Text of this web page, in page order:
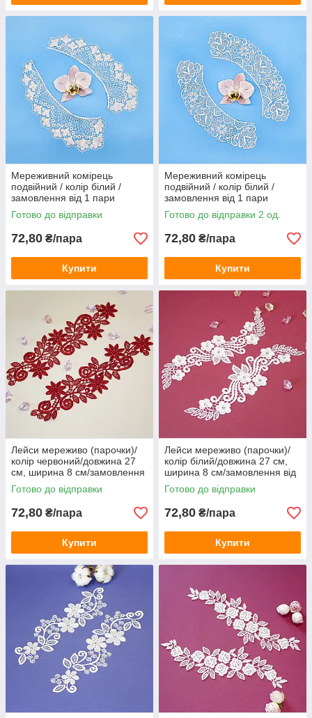
Мереживний комірець
подвійний / колір білий /
замовлення від 1 пари
Готово до відправки
72,80 ₴/пара
Купити
Мереживний комірець
подвійний / колір білий /
замовлення від 1 пари
Готово до відправки 2 од.
72,80 ₴/пара
Купити
Лейси мереживо (парочки)/
колір червоний/довжина 27
см, ширина 8 см/замовлення
від 1 пари
Готово до відправки
72,80 ₴/пара
Купити
Лейси мереживо (парочки)/
колір білий/довжина 27 см,
ширина 8 см/замовлення від
1 пари
Готово до відправки
72,80 ₴/пара
Купити